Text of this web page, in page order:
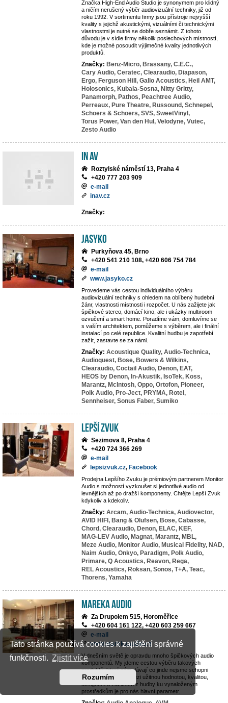
Tato stránka používá cookies k zajištění správné
funkčnosti. Zjistit více
Rozumím
Značka High-End Audio Studio je synonymem pro klidný
a ničím nerušený výběr audiovizuální techniky, již od
roku 1992. V sortimentu firmy jsou přístroje nejvyšší
kvality s jejichž akustickými, vizuálními či technickými
vlastnostmi je nutné se dobře seznámit. Z tohoto
důvodu je v sídle firmy několik poslechových místností,
kde je možné posoudit výjimečné kvality jednotlivých
produktů.
Značky: Benz-Micro, Brassany, C.E.C.,
Cary Audio, Ceratec, Clearaudio, Diapason,
Ergo, Ferguson Hill, Gallo Acoustics, Heil AMT,
Holosonics, Kubala-Sosna, Nitty Gritty,
Panamorph, Pathos, Peachtree Audio,
Perreaux, Pure Theatre, Russound, Schnepel,
Schoers & Schoers, SVS, SweetVinyl,
Torus Power, Van den Hul, Velodyne, Vutec,
Zesto Audio
IN AV
Roztylské náměstí 13, Praha 4
+420 777 203 909
e-mail
inav.cz
Značky:
JASYKO
Purkyňova 45, Brno
+420 541 210 108, +420 606 754 784
e-mail
www.jasyko.cz
Provedeme vás cestou individuálního výběru
audiovizuální techniky s ohledem na oblíbený hudební
žánr, vlastnosti místnosti i rozpočet. U nás zažijete jak
špičkové stereo, domácí kino, ale i ukázky multiroom
ozvučení a smart home. Poradíme vám, domluvíme se
s vaším architektem, pomůžeme s výběrem, ale i finální
instalací po celé republice. Kvalitní hudbu je zapotřebí
zažít, zastavte se za námi.
Značky: Acoustique Quality, Audio-Technica,
Audioquest, Bose, Bowers & Wilkins,
Clearaudio, Coctail Audio, Denon, EAT,
HEOS by Denon, In-Akustik, IsoTek, Koss,
Marantz, McIntosh, Oppo, Ortofon, Pioneer,
Polk Audio, Pro-Ject, PRYMA, Rotel,
Sennheiser, Sonus Faber, Sumiko
LEPŠÍ ZVUK
Sezimova 8, Praha 4
+420 724 366 269
e-mail
lepsizvuk.cz, Facebook
Prodejna Lepšího Zvuku je prémiovým partnerem Monitor
Audio s možností vyzkoušet si jednotlivé audio od
levnějších až po dražší komponenty. Chtějte Lepší Zvuk
kdykoliv a kdekoliv.
Značky: Arcam, Audio-Technica, Audiovector,
AVID HIFI, Bang & Olufsen, Bose, Cabasse,
Chord, Clearaudio, Denon, ELAC, KEF,
MAG-LEV Audio, Magnat, Marantz, MBL,
Meze Audio, Monitor Audio, Musical Fidelity, NAD,
Naim Audio, Onkyo, Paradigm, Polk Audio,
Primare, Q Acoustics, Reavon, Rega,
REL Acoustics, Roksan, Sonos, T+A, Teac,
Thorens, Yamaha
MAREKA AUDIO
Za Drupolem 515, Horoměřice
+420 604 161 122, +420 603 259 667
e-mail
www.marekaaudio.cz
V dnešním světě je opravdu mnoho špičkových audio
komponentů. My jdeme cestou výběru takových
produktů, které nám dávají co jinde nejsme schopni
nalézt. Rovnováha mezi užitnou hodnotou, kvalitou,
designem a zážitkem z hudby ku vynaloženým
prostředkům je pro nás hlavní parametr.